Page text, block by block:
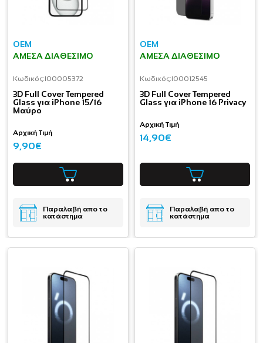
OEM
ΆΜΕΣΑ ΔΙΑΘΈΣΙΜΟ
Κωδικός:I00005372
3D Full Cover Tempered
Glass για iPhone 15/16
Μαύρο
Αρχική Τιμή
9,90€
Παραλαβή απο το
κατάστημα
OEM
ΆΜΕΣΑ ΔΙΑΘΈΣΙΜΟ
Κωδικός:I00012545
3D Full Cover Tempered
Glass για iPhone 16 Privacy
Αρχική Τιμή
14,90€
Παραλαβή απο το
κατάστημα